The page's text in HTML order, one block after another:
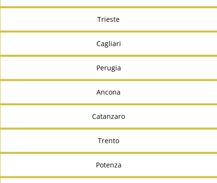
Trieste
Cagliari
Perugia
Ancona
Catanzaro
Trento
Potenza